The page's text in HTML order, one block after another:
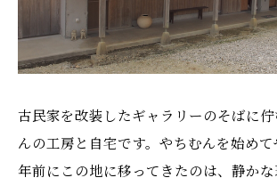
古民家を改装したギャラリーのそばに
んの工房と自宅です。やちむんを始め
年前にこの地に移ってきたのは、静か